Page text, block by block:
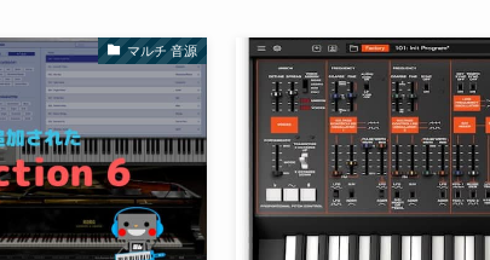
マルチ 音源